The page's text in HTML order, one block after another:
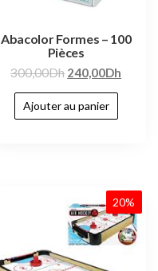
Abacolor Formes – 100
Pièces
300,00Dh 240,00Dh
Ajouter au panier
20%